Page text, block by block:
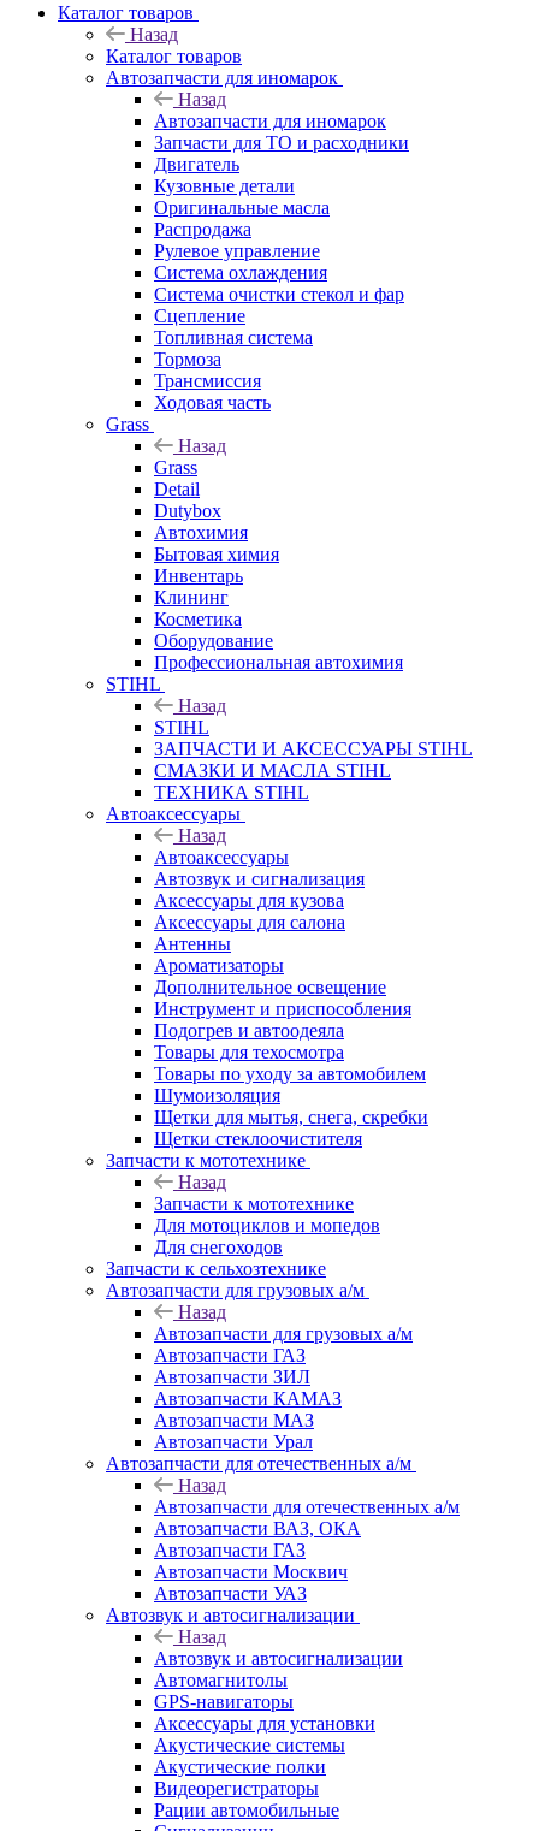
Каталог товаров
Назад
Каталог товаров
Автозапчасти для иномарок
Назад
Автозапчасти для иномарок
Запчасти для ТО и расходники
Двигатель
Кузовные детали
Оригинальные масла
Распродажа
Рулевое управление
Система охлаждения
Система очистки стекол и фар
Сцепление
Топливная система
Тормоза
Трансмиссия
Ходовая часть
Grass
Назад
Grass
Detail
Dutybox
Автохимия
Бытовая химия
Инвентарь
Клининг
Косметика
Оборудование
Профессиональная автохимия
STIHL
Назад
STIHL
ЗАПЧАСТИ И АКСЕССУАРЫ STIHL
СМАЗКИ И МАСЛА STIHL
ТЕХНИКА STIHL
Автоаксессуары
Назад
Автоаксессуары
Автозвук и сигнализация
Аксессуары для кузова
Аксессуары для салона
Антенны
Ароматизаторы
Дополнительное освещение
Инструмент и приспособления
Подогрев и автоодеяла
Товары для техосмотра
Товары по уходу за автомобилем
Шумоизоляция
Щетки для мытья, снега, скребки
Щетки стеклоочистителя
Запчасти к мототехнике
Назад
Запчасти к мототехнике
Для мотоциклов и мопедов
Для снегоходов
Запчасти к сельхозтехнике
Автозапчасти для грузовых а/м
Назад
Автозапчасти для грузовых а/м
Автозапчасти ГАЗ
Автозапчасти ЗИЛ
Автозапчасти КАМАЗ
Автозапчасти МАЗ
Автозапчасти Урал
Автозапчасти для отечественных а/м
Назад
Автозапчасти для отечественных а/м
Автозапчасти ВАЗ, ОКА
Автозапчасти ГАЗ
Автозапчасти Москвич
Автозапчасти УАЗ
Автозвук и автосигнализации
Назад
Автозвук и автосигнализации
Автомагнитолы
GPS-навигаторы
Аксессуары для установки
Акустические системы
Акустические полки
Видеорегистраторы
Рации автомобильные